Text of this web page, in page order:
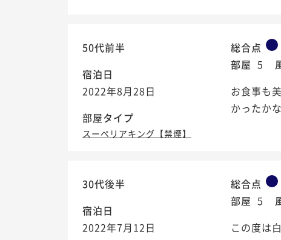
50代前半
宿泊日
2022年8月28日
部屋タイプ
スーペリアキング【禁煙】
総合点
部屋 5
お食事も
かったかな
30代後半
宿泊日
2022年7月12日
総合点
部屋 5
この度は